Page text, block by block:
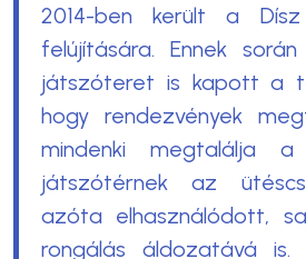
2014-ben került a
felújítására. Ennek
játszóteret is kapott a
hogy rendezvények
mindenki megtalálja
játszótérnek az
azóta elhasználódott,
rongálás áldozatává